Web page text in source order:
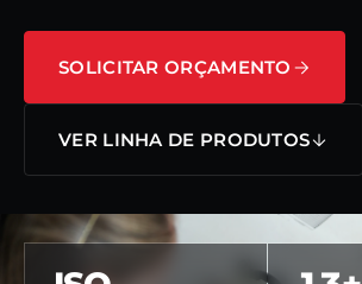
SOLICITAR ORÇAMENTO
VER LINHA DE PRODUTOS